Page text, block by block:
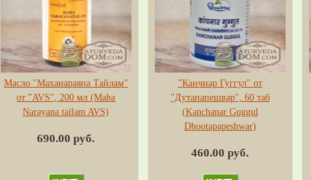
Масло "Маханараяна Тайлам"
от "AVS", 200 мл (Maha
Narayana tailam AVS)
690.00 руб.
"Канчнар Гуггул" от
"Дутапапешвар", 60 таб
(Kanchanar Guggul
Dhootapapeshwar)
460.00 руб.